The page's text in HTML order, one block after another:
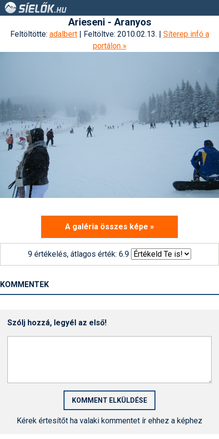
Arieseni - Aranyos
Feltöltötte: adalbert| Feltöltve: 2010.02.13. | Síterep infó a
portálon »
A galéria összes képe »
9 értékelés, átlagos érték: 6.9
KOMMENTEK
Szólj hozzá, legyél az első!
Kérek értesítőt ha valaki kommentet ír ehhez a képhez